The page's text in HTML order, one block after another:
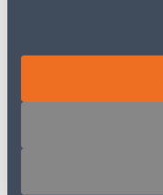
ELECTRIC SEDNA
VALGE
3